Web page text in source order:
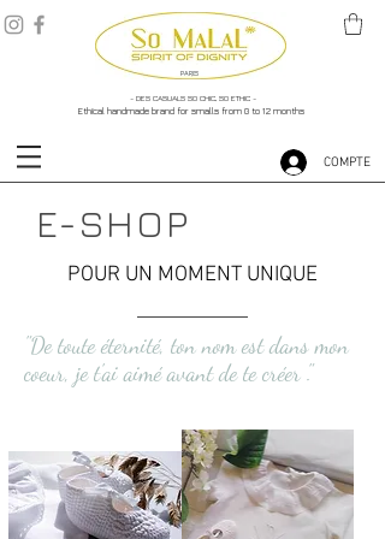
PARIS
- DES CASUALS SO CHIC, SO ETHIC -
Ethical handmade brand for smalls from 0 to 12 months
COMPTE
E-SHOP
POUR UN MOMENT UNIQUE
"De toute éternité, ton nom est dans mon
coeur, je t'ai aimé avant de te créer ."